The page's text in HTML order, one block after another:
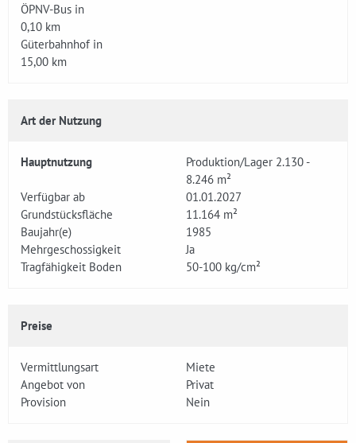
ÖPNV-Bus in
0,10 km
Güterbahnhof in
15,00 km
Art der Nutzung
Hauptnutzung
Produktion/Lager 2.130 -
8.246 m²
Verfügbar ab
01.01.2027
Grundstücksfläche
11.164 m²
Baujahr(e)
1985
Mehrgeschossigkeit
Ja
Tragfähigkeit Boden
50-100 kg/cm²
Preise
Vermittlungsart
Miete
Angebot von
Privat
Provision
Nein